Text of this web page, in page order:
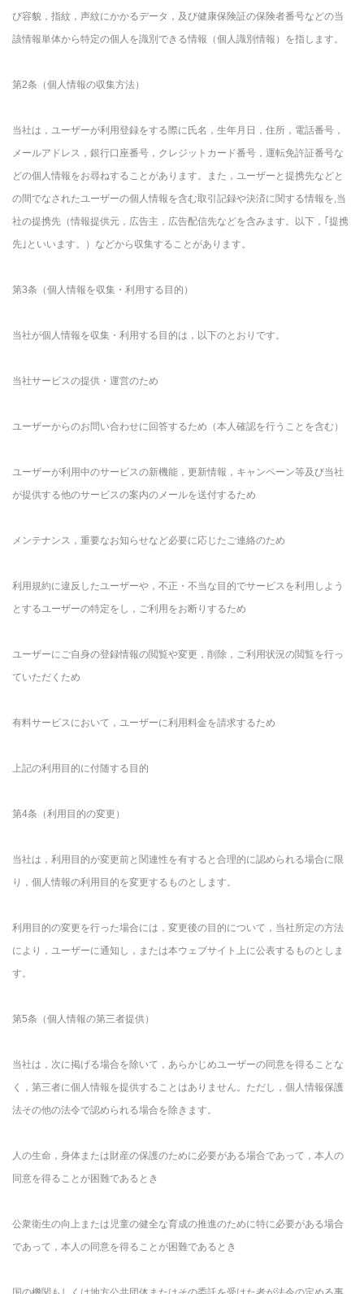
び容貌，指紋，声紋にかかるデータ，及び健康保険証の保険者番号などの当
該情報単体から特定の個人を識別できる情報（個人識別情報）を指します。
第2条（個人情報の収集方法）
当社は，ユーザーが利用登録をする際に氏名，生年月日，住所，電話番号，
メールアドレス，銀行口座番号，クレジットカード番号，運転免許証番号な
どの個人情報をお尋ねすることがあります。また，ユーザーと提携先などと
の間でなされたユーザーの個人情報を含む取引記録や決済に関する情報を,当
社の提携先（情報提供元，広告主，広告配信先などを含みます。以下，｢提携
先｣といいます。）などから収集することがあります。
第3条（個人情報を収集・利用する目的）
当社が個人情報を収集・利用する目的は，以下のとおりです。
当社サービスの提供・運営のため
ユーザーからのお問い合わせに回答するため（本人確認を行うことを含む）
ユーザーが利用中のサービスの新機能，更新情報，キャンペーン等及び当社
が提供する他のサービスの案内のメールを送付するため
メンテナンス，重要なお知らせなど必要に応じたご連絡のため
利用規約に違反したユーザーや，不正・不当な目的でサービスを利用しよう
とするユーザーの特定をし，ご利用をお断りするため
ユーザーにご自身の登録情報の閲覧や変更，削除，ご利用状況の閲覧を行っ
ていただくため
有料サービスにおいて，ユーザーに利用料金を請求するため
上記の利用目的に付随する目的
第4条（利用目的の変更）
当社は，利用目的が変更前と関連性を有すると合理的に認められる場合に限
り，個人情報の利用目的を変更するものとします。
利用目的の変更を行った場合には，変更後の目的について，当社所定の方法
により，ユーザーに通知し，または本ウェブサイト上に公表するものとしま
す。
第5条（個人情報の第三者提供）
当社は，次に掲げる場合を除いて，あらかじめユーザーの同意を得ることな
く，第三者に個人情報を提供することはありません。ただし，個人情報保護
法その他の法令で認められる場合を除きます。
人の生命，身体または財産の保護のために必要がある場合であって，本人の
同意を得ることが困難であるとき
公衆衛生の向上または児童の健全な育成の推進のために特に必要がある場合
であって，本人の同意を得ることが困難であるとき